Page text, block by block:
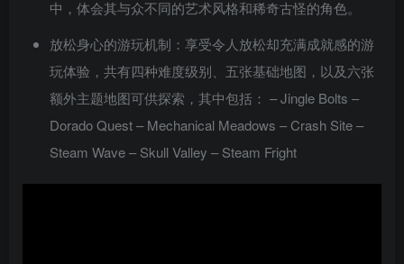
中，体会其与众不同的艺术风格和稀奇古怪的角色。
放松身心的游玩机制：享受令人放松却充满成就感的游
玩体验，共有四种难度级别、五张基础地图，以及六张
额外主题地图可供探索，其中包括： – Jingle Bolts –
Dorado Quest – Mechanical Meadows – Crash Site –
Steam Wave – Skull Valley – Steam Fright